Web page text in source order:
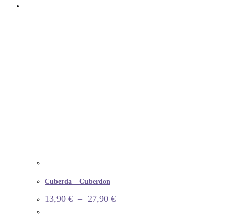
Cuberda – Cuberdon
13,90 € – 27,90 €